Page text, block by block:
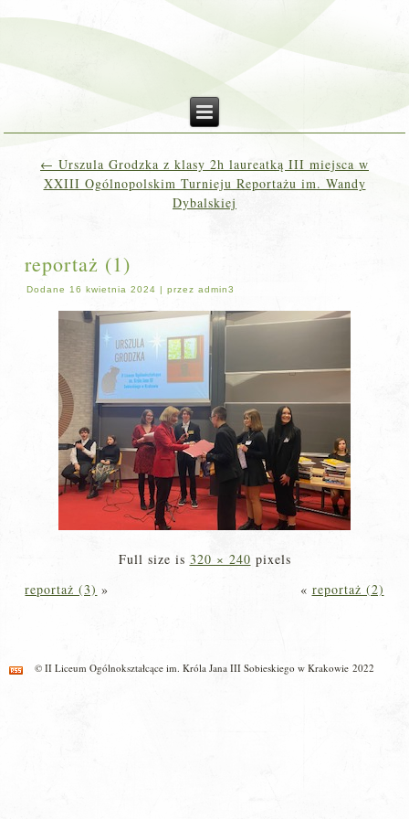
← Urszula Grodzka z klasy 2h laureatką III miejsca w
XXIII Ogólnopolskim Turnieju Reportażu im. Wandy
Dybalskiej
reportaż (1)
Dodane 16 kwietnia 2024 |przez admin3
Full size is 320 × 240 pixels
reportaż (3) » « reportaż (2)
© II Liceum Ogólnokształcące im. Króla Jana III Sobieskiego w Krakowie 2022